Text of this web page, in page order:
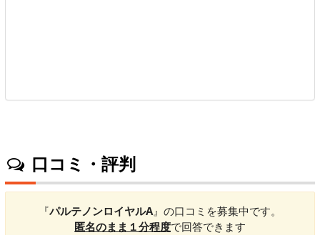
口コミ・評判
『パルテノンロイヤルA 』の口コミを募集中です。
匿名のまま１分程度で回答できます